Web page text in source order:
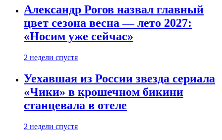
Александр Рогов назвал главный
цвет сезона весна — лето 2027:
«Носим уже сейчас»
2 недели спустя
Уехавшая из России звезда сериала
«Чики» в крошечном бикини
станцевала в отеле
2 недели спустя